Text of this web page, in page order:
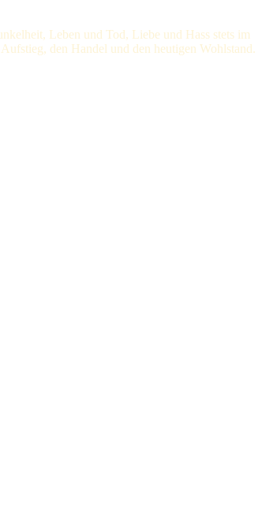
Leben und Tod, Liebe und Hass stets im
den Handel und den heutigen Wohlstand.